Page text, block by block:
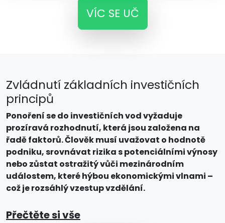
VÍC SE UČ
Zvládnutí základních investičních
principů
Ponoření se do investičních vod vyžaduje
prozíravá rozhodnutí, která jsou založena na
řadě faktorů. Člověk musí uvažovat o hodnotě
podniku, srovnávat rizika s potenciálními výnosy
nebo zůstat ostražitý vůči mezinárodním
událostem, které hýbou ekonomickými vlnami –
což je rozsáhlý vzestup vzdělání.
Přečtěte si vše